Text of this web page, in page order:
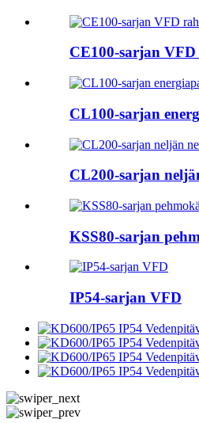
CE100-sarjan
CL100-sarjan
CL200-sarjan
KSS80-sarjan
IP54-sarjan VFD